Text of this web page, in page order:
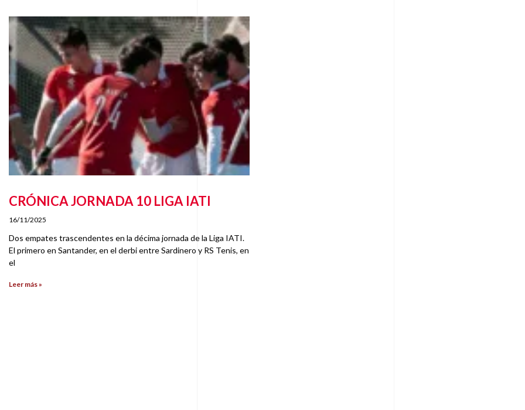
CRÓNICA JORNADA 10 LIGA IATI
16/11/2025
Dos empates trascendentes en la décima jornada de la Liga IATI.
El primero en Santander, en el derbi entre Sardinero y RS Tenis, en
el
Leer más »